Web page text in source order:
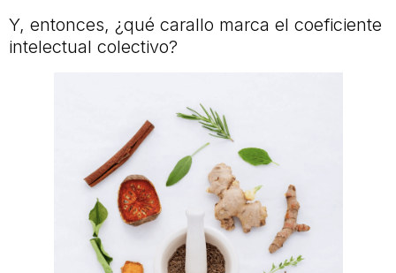
Y, entonces, ¿qué carallo marca el coeficiente
intelectual colectivo?